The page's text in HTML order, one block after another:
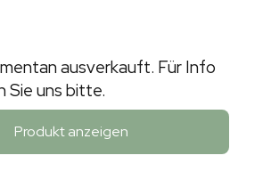
ausverkauft. Für Info
Sie uns bitte.
Produkt anzeigen